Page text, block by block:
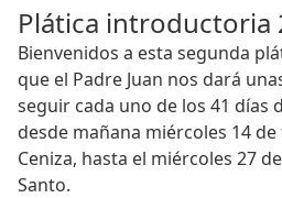
Plática introductoria
Bienvenidos a esta segunda
que el Padre Juan nos dará
seguir cada uno de los 41 días
desde mañana miércoles 14 de
Ceniza, hasta el miércoles 27
Santo.